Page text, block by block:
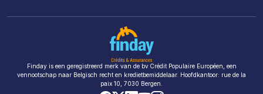
Finday is een geregistreerd merk van de bv Crédit Populaire Européen, een
vennootschap naar Belgisch recht en kredietbemiddelaar. Hoofdkantoor: rue de la
paix 10, 7030 Bergen.